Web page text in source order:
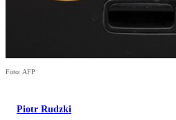
Foto: AFP
Piotr Rudzki